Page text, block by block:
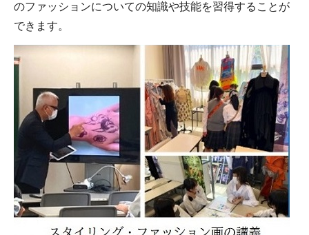
のファッションについての知識や技能を習得することが
できます。